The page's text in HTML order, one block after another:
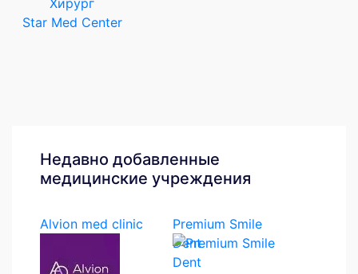
Star Med Center
Недавно добавленные
медицинские учреждения
Alvion med clinic
Premium Smile
Dent